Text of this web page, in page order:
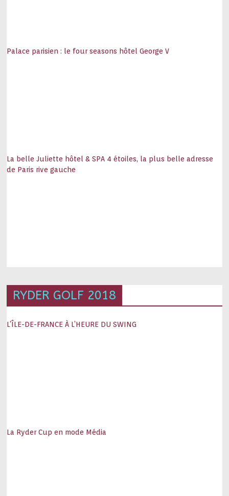
Palace parisien : le four seasons hôtel George V
La belle Juliette hôtel & SPA 4 étoiles, la plus belle adresse
de Paris rive gauche
RYDER GOLF 2018
L’ÎLE-DE-FRANCE À L’HEURE DU SWING
La Ryder Cup en mode Média